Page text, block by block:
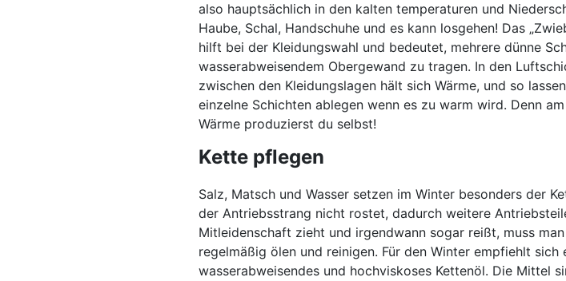
also hauptsächlich in den kalten temperaturen und
Haube, Schal, Handschuhe und es kann losgehen! Das
hilft bei der Kleidungswahl und bedeutet, mehrere dünne
wasserabweisendem Obergewand zu tragen. In den
zwischen den Kleidungslagen hält sich Wärme, und so
einzelne Schichten ablegen wenn es zu warm wird. Denn
Wärme produzierst du selbst!
Kette pflegen
Salz, Matsch und Wasser setzen im Winter besonders der
der Antriebsstrang nicht rostet, dadurch weitere
Mitleidenschaft zieht und irgendwann sogar reißt, muss
regelmäßig ölen und reinigen. Für den Winter empfiehlt sich
wasserabweisendes und hochviskoses Kettenöl. Die Mittel